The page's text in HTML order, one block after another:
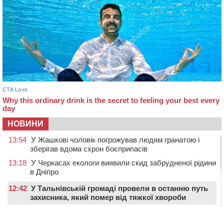
НОВИНИ
13:54 У Жашкові чоловік погрожував людям гранатою і
зберігав вдома схрон боєприпасів
13:18 У Черкасах екологи виявили скид забрудненої рідини
в Дніпро
12:42 У Тальнівській громаді провели в останню путь
захисника, який помер від тяжкої хвороби